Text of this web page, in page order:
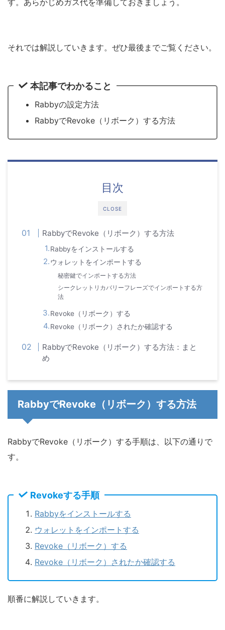
す。あらかじめガス代を準備しておきましょう。
それでは解説していきます。ぜひ最後までご覧ください。
本記事でわかること
Rabbyの設定方法
RabbyでRevoke（リボーク）する方法
CLOSE
目次
RabbyでRevoke（リボーク）する方法
Rabbyをインストールする
ウォレットをインポートする
秘密鍵でインポートする方法
シークレットリカバリーフレーズでインポートする方
法
Revoke（リボーク）する
Revoke（リボーク）されたか確認する
RabbyでRevoke（リボーク）する方法：まと
め
RabbyでRevoke（リボーク）する方法
RabbyでRevoke（リボーク）する手順は、以下の通りで
す。
Revokeする手順
Rabbyをインストールする
ウォレットをインポートする
Revoke（リボーク）する
Revoke（リボーク）されたか確認する
順番に解説していきます。